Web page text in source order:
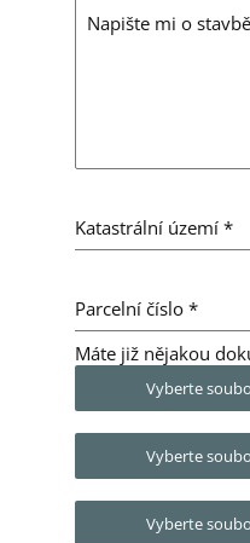
Napište mi o
Katastrální území*
Parcelní číslo*
Máte již nějakou
Vyberte
Vyberte
Vyberte